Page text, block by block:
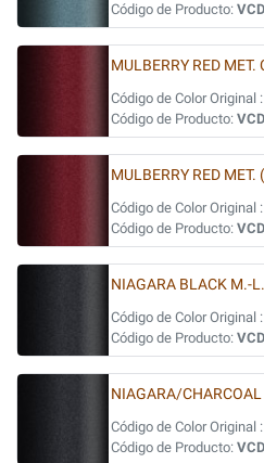
Código de Producto:
MULBERRY RED MET.
Código de Color Original :
Código de Producto:
MULBERRY RED
Código de Color Original :
Código de Producto:
NIAGARA BLACK M.-
Código de Color Original :
Código de Producto:
NIAGARA/CHARCOAL
Código de Color Original :
Código de Producto: